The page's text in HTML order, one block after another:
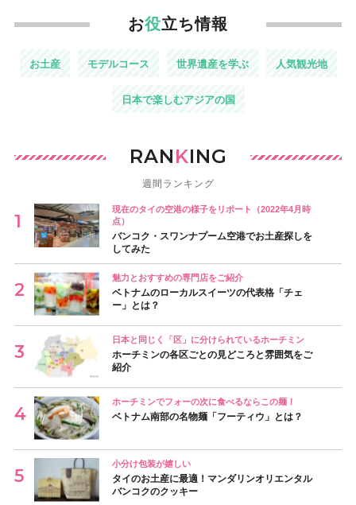
お役立ち情報
お土産 モデルコース 世界遺産を学ぶ 人気観光地
日本で楽しむアジアの国
RANKING
週間ランキング
現在のタイの空港の様子をリポート（2022年4月時
点）
バンコク・スワンナプーム空港でお土産探しを
してみた
魅力とおすすめの専門店をご紹介
ベトナムのローカルスイーツの代表格「チェ
ー」とは？
日本と同じく「区」に分けられているホーチミン
ホーチミンの各区ごとの見どころと雰囲気をご
紹介
ホーチミンでフォーの次に食べるならこの麺！
ベトナム南部の名物麺「フーティウ」とは？
小分け包装が嬉しい
タイのお土産に最適！マンダリンオリエンタル
バンコクのクッキー